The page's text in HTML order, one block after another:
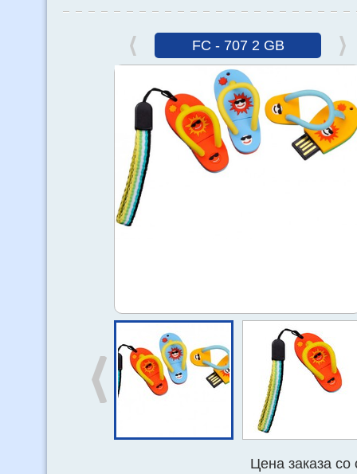
FC - 707 2 GB
Цена заказа со